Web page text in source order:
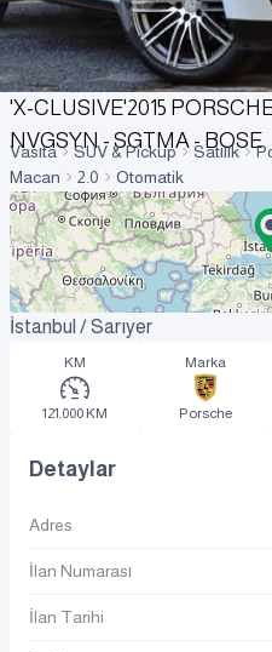
'X-CLUSIVE'2015
NVGSYN - SGTMA - BOSE
Vasıta SUV & Pickup Satılık
Macan
2.0 Otomatik
İstanbul / Sarıyer
KM
121.000 KM
Marka
Porsche
Detaylar
Adres
İlan Numarası
İlan Tarihi